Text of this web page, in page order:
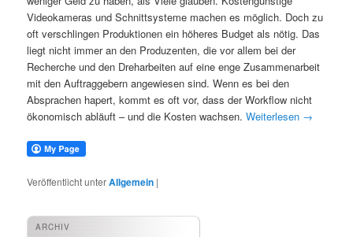
Videokameras und Schnittsysteme machen es möglich. Doch zu
oft verschlingen Produktionen ein höheres Budget als nötig. Das
liegt nicht immer an den Produzenten, die vor allem bei der
Recherche und den Dreharbeiten auf eine enge Zusammenarbeit
mit den Auftraggebern angewiesen sind. Wenn es bei den
Absprachen hapert, kommt es oft vor, dass der Workflow nicht
ökonomisch abläuft – und die Kosten wachsen.Weiterlesen →
Veröffentlicht unterAllgemein |
ARCHIV